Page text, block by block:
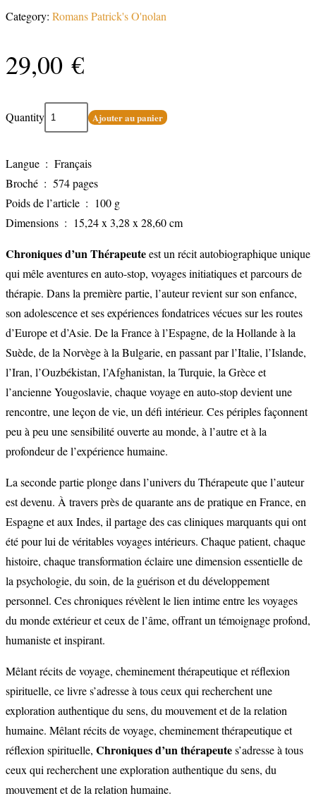
Category: Romans Patrick's O'nolan
29,00 €
Quantity Ajouter au panier
Langue ‏ : ‎ Français
Broché ‏ : ‎ 574 pages
Poids de l’article ‏ : ‎ 100 g
Dimensions ‏ : ‎ 15,24 x 3,28 x 28,60 cm
Chroniques d’un Thérapeuteest un récit autobiographique unique
qui mêle aventures en auto-stop, voyages initiatiques et parcours de
thérapie. Dans la première partie, l’auteur revient sur son enfance,
son adolescence et ses expériences fondatrices vécues sur les routes
d’Europe et d’Asie. De la France à l’Espagne, de la Hollande à la
Suède, de la Norvège à la Bulgarie, en passant par l’Italie, l’Islande,
l’Iran, l’Ouzbékistan, l’Afghanistan, la Turquie, la Grèce et
l’ancienne Yougoslavie, chaque voyage en auto-stop devient une
rencontre, une leçon de vie, un défi intérieur. Ces périples façonnent
peu à peu une sensibilité ouverte au monde, à l’autre et à la
profondeur de l’expérience humaine.
La seconde partie plonge dans l’univers du Thérapeute que l’auteur
est devenu. À travers près de quarante ans de pratique en France, en
Espagne et aux Indes, il partage des cas cliniques marquants qui ont
été pour lui de véritables voyages intérieurs. Chaque patient, chaque
histoire, chaque transformation éclaire une dimension essentielle de
la psychologie, du soin, de la guérison et du développement
personnel. Ces chroniques révèlent le lien intime entre les voyages
du monde extérieur et ceux de l’âme, offrant un témoignage profond,
humaniste et inspirant.
Mêlant récits de voyage, cheminement thérapeutique et réflexion
spirituelle, ce livre s’adresse à tous ceux qui recherchent une
exploration authentique du sens, du mouvement et de la relation
humaine. Mêlant récits de voyage, cheminement thérapeutique et
réflexion spirituelle, Chroniques d’un thérapeutes’adresse à tous
ceux qui recherchent une exploration authentique du sens, du
mouvement et de la relation humaine.